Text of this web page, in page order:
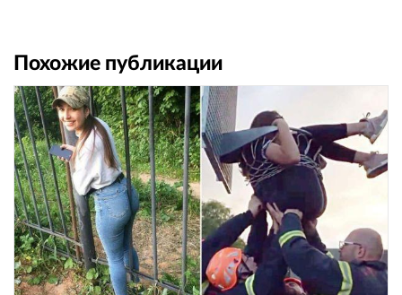
Похожие публикации